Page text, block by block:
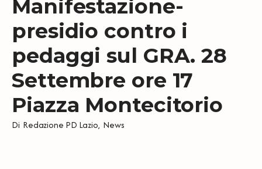
Manifestazione-
presidio contro i
pedaggi sul GRA. 28
Settembre ore 17
Piazza Montecitorio
Di Redazione PD Lazio, News